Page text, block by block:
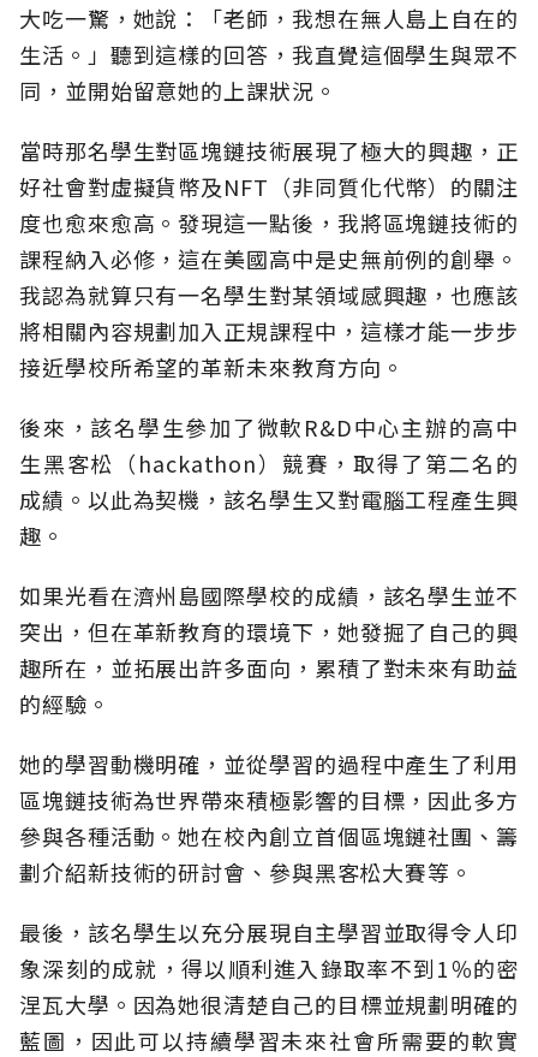
大吃一驚，她說：「老師，我想在無人島上自在的
生活。」聽到這樣的回答，我直覺這個學生與眾不
同，並開始留意她的上課狀況。
當時那名學生對區塊鏈技術展現了極大的興趣，正
好社會對虛擬貨幣及NFT（非同質化代幣）的關注
度也愈來愈高。發現這一點後，我將區塊鏈技術的
課程納入必修，這在美國高中是史無前例的創舉。
我認為就算只有一名學生對某領域感興趣，也應該
將相關內容規劃加入正規課程中，這樣才能一步步
接近學校所希望的革新未來教育方向。
後來，該名學生參加了微軟R&D中心主辦的高中
生黑客松（hackathon）競賽，取得了第二名的
成績。以此為契機，該名學生又對電腦工程產生興
趣。
如果光看在濟州島國際學校的成績，該名學生並不
突出，但在革新教育的環境下，她發掘了自己的興
趣所在，並拓展出許多面向，累積了對未來有助益
的經驗。
她的學習動機明確，並從學習的過程中產生了利用
區塊鏈技術為世界帶來積極影響的目標，因此多方
參與各種活動。她在校內創立首個區塊鏈社團、籌
劃介紹新技術的研討會、參與黑客松大賽等。
最後，該名學生以充分展現自主學習並取得令人印
象深刻的成就，得以順利進入錄取率不到1％的密
涅瓦大學。因為她很清楚自己的目標並規劃明確的
藍圖，因此可以持續學習未來社會所需要的軟實